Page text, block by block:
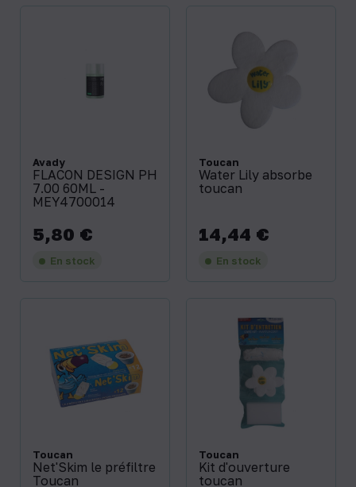
Avady
FLACON DESIGN PH
7.00 60ML -
MEY4700014
Prix
5,80 €
En stock
Toucan
Water Lily absorbe
toucan
Prix
14,44 €
En stock
Toucan
Net'Skim le préfiltre
Toucan
Toucan
Kit d'ouverture
toucan